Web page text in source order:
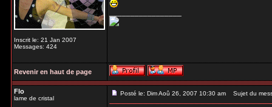
Inscrit le: 21 Jan 2007
Messages: 424
_________________
Revenir en haut de page
Flo
lame de cristal
Posté le: Dim Aoû 26, 2007 10:30 am Sujet du